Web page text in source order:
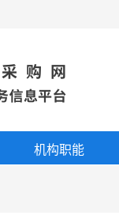
机构职能